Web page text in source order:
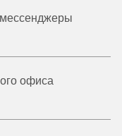
офиса